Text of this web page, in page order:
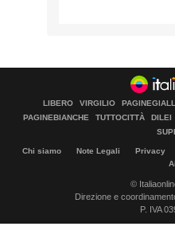
LIBERO VIRGILIO
PAGINEBIANCHE
TUTTOCITTÀ DILEI
Chi siamo Note Legali Privacy
©
Direzione e
P. IVA